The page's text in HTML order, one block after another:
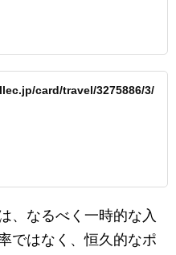
card/travel/3275886/3/
、なるべく一時的な入
ではなく、恒久的なポ